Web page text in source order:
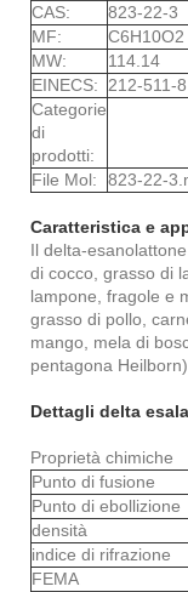
CAS:
823-22-3
MF:
C6H10O2
MW:
114.14
EINECS:
212-511-8
Categorie
di
prodotti:
File Mol:
823-22-
Caratteristica e
Il delta-
di cocco, grasso di
lampone, fragole e
grasso di pollo,
mango, mela di
pentagona Heilborn)
Dettagli delta
Proprietà chimiche
Punto di fusione
Punto di ebollizione
densità
indice di rifrazione
FEMA